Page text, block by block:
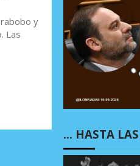
y
Las
… HASTA LAS